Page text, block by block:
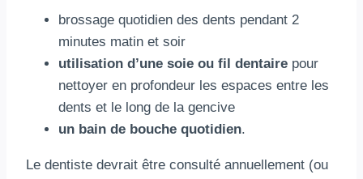
brossage quotidien des dents pendant 2
minutes matin et soir
utilisation d’une soie ou fil dentaire pour
nettoyer en profondeur les espaces entre les
dents et le long de la gencive
un bain de bouche quotidien.
Le dentiste devrait être consulté annuellement (ou